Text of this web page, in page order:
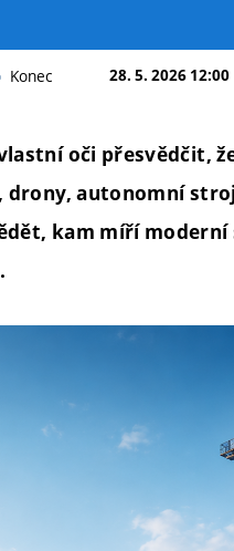
Konec 28. 5. 2026 12:00
vlastní oči přesvědčit,
autonomní
kam míří